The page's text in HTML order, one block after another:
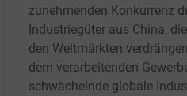
zunehmenden Konkurrenz
Industriegüter aus China,
den Weltmärkten
dem verarbeitenden
schwächelnde globale